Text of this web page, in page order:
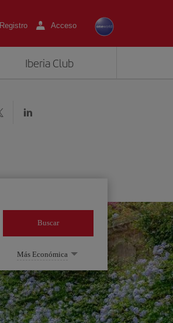
Registro Acceso
Iberia Club
Buscar
Más Económica